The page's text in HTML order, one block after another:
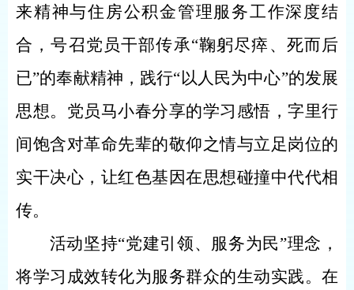
来精神与住房公积金管理服务工作深度结
合，号召党员干部传承“鞠躬尽瘁、死而后
已”的奉献精神，践行“以人民为中心”的发展
思想。党员马小春分享的学习感悟，字里行
间饱含对革命先辈的敬仰之情与立足岗位的
实干决心，让红色基因在思想碰撞中代代相
传。
活动坚持“党建引领、服务为民”理念，
将学习成效转化为服务群众的生动实践。 在